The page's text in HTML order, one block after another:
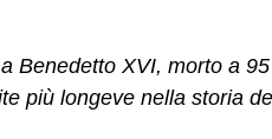
XVI, morto a
più longeve nella storia